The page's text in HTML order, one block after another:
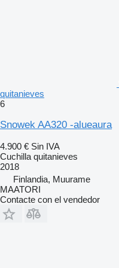
quitanieves
6
Snowek AA320 -alueaura
4.900 € Sin IVA
Cuchilla quitanieves
2018
Finlandia, Muurame
MAATORI
Contacte con el vendedor